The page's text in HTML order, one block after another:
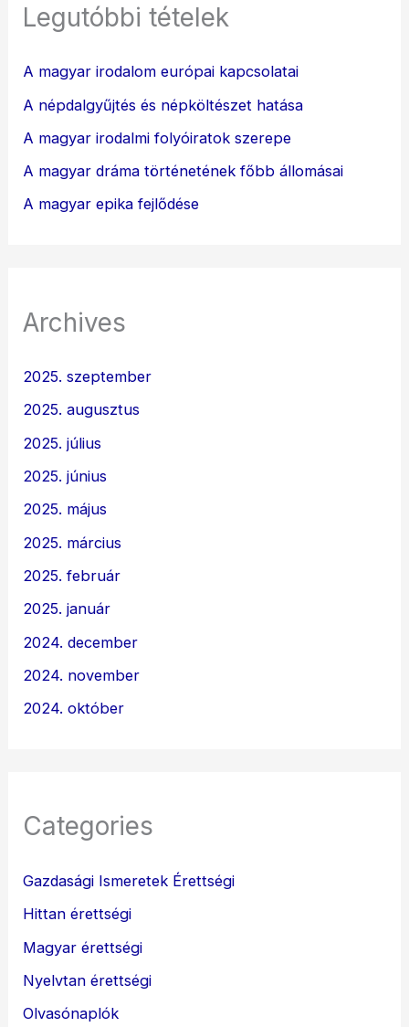
Legutóbbi tételek
A magyar irodalom európai kapcsolatai
A népdalgyűjtés és népköltészet hatása
A magyar irodalmi folyóiratok szerepe
A magyar dráma történetének főbb állomásai
A magyar epika fejlődése
Archives
2025. szeptember
2025. augusztus
2025. július
2025. június
2025. május
2025. március
2025. február
2025. január
2024. december
2024. november
2024. október
Categories
Gazdasági Ismeretek Érettségi
Hittan érettségi
Magyar érettségi
Nyelvtan érettségi
Olvasónaplók